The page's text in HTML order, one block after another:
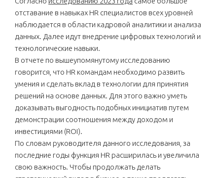
отставание в навыках HR специалистов всех уровней
наблюдается в области кадровой аналитики и анализа
данных. Далее идут внедрение цифровых технологий и
технологические навыки.
В отчете по вышеупомянутому исследованию
говорится, что HR командам необходимо развить
умения и сделать вклад в технологии для принятия
решений на основе данных. Для этого важно уметь
доказывать выгодность подобных инициатив путем
демонстрации соотношения между доходом и
инвестициями (ROI).
По словам руководителя данного исследования, за
последние годы функция HR расширилась и увеличила
свою важность. Чтобы продолжать делать